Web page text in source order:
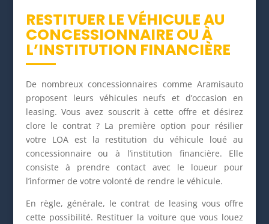
RESTITUER LE VÉHICULE AU
CONCESSIONNAIRE OU À
L’INSTITUTION FINANCIÈRE
De nombreux concessionnaires comme Aramisauto
proposent leurs véhicules neufs et d’occasion en
leasing. Vous avez souscrit à cette offre et désirez
clore le contrat ? La première option pour résilier
votre LOA est la restitution du véhicule loué au
concessionnaire ou à l’institution financière. Elle
consiste à prendre contact avec le loueur pour
l’informer de votre volonté de rendre le véhicule.
En règle, générale, le contrat de leasing vous offre
cette possibilité. Restituer la voiture que vous louez